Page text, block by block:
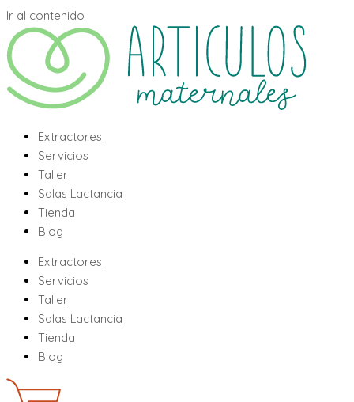
Ir al contenido
Extractores
Servicios
Taller
Salas Lactancia
Tienda
Blog
Extractores
Servicios
Taller
Salas Lactancia
Tienda
Blog